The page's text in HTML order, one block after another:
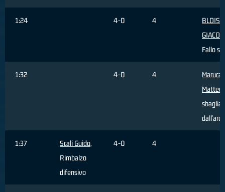
1:24 4-0 4
BLOISE
Fallo
1:32 4-0 4
Maruca
Matteo
dall'area
1:37 Scali Guido,
Rimbalzo
difensivo
4-0 4